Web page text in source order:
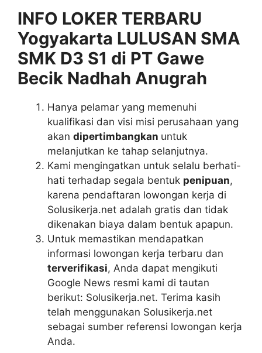
INFO LOKER TERBARU
Yogyakarta LULUSAN SMA
SMK D3 S1 di PT Gawe
Becik Nadhah Anugrah
Hanya pelamar yang memenuhi
kualifikasi dan visi misi perusahaan yang
akan dipertimbangkan untuk
melanjutkan ke tahap selanjutnya.
Kami mengingatkan untuk selalu berhati-
hati terhadap segala bentuk penipuan,
karena pendaftaran lowongan kerja di
Solusikerja.net adalah gratis dan tidak
dikenakan biaya dalam bentuk apapun.
Untuk memastikan mendapatkan
informasi lowongan kerja terbaru dan
terverifikasi, Anda dapat mengikuti
Google News resmi kami di tautan
berikut: Solusikerja.net. Terima kasih
telah menggunakan Solusikerja.net
sebagai sumber referensi lowongan kerja
Anda.